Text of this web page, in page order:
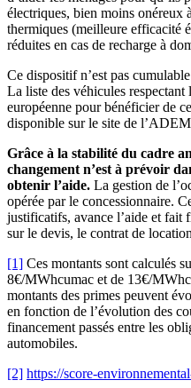
électriques, bien moins onéreux
thermiques (meilleure efficacité
réduites en cas de recharge à
Ce dispositif n’est pas
La liste des véhicules respectant
européenne pour bénéficier de
disponible sur le site de
Grâce à la stabilité du cadre
changement n’est à prévoir
obtenir l’aide. La gestion de
opérée par le concessionnaire.
justificatifs, avance l’aide et fait
sur le devis, le contrat de
[1] Ces montants sont calculés
8€/MWhcumac et de 13€/
montants des primes peuvent
en fonction de l’évolution des
financement passés entre les
automobiles.
[2] https://score-